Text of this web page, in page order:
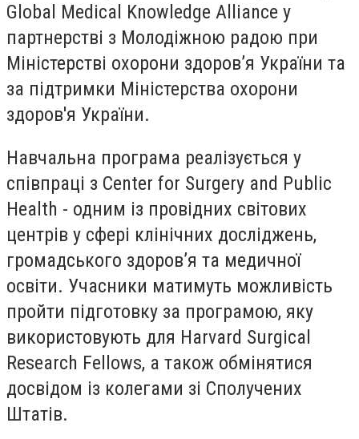
Global Medical Knowledge Alliance у
партнерстві з Молодіжною радою при
Міністерстві охорони здоров’я України та
за підтримки Міністерства охорони
здоров'я України.
Навчальна програма реалізується у
співпраці з Center for Surgery and Public
Health - одним із провідних світових
центрів у сфері клінічних досліджень,
громадського здоров’я та медичної
освіти. Учасники матимуть можливість
пройти підготовку за програмою, яку
використовують для Harvard Surgical
Research Fellows, а також обмінятися
досвідом із колегами зі Сполучених
Штатів.